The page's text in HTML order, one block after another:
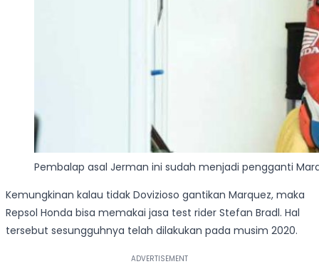
Pembalap asal Jerman ini sudah menjadi pengganti
Kemungkinan kalau tidak Dovizioso gantikan Marquez, maka
Repsol Honda bisa memakai jasa test rider Stefan Bradl. Hal
tersebut sesungguhnya telah dilakukan pada musim 2020.